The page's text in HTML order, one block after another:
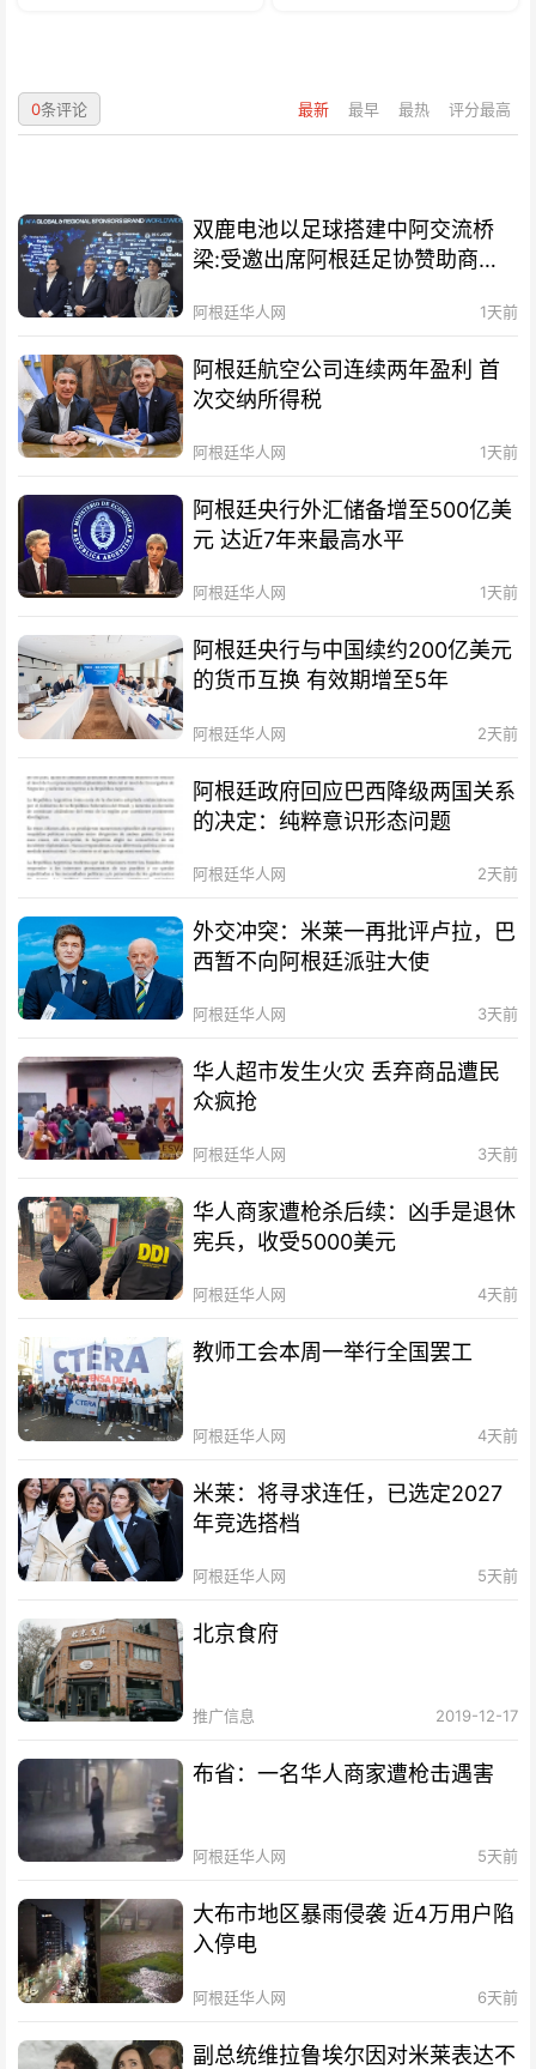
最新 最早 最热 评分最高
0条评论
双鹿电池以足球搭建中阿交流桥
梁:受邀出席阿根廷足协赞助商招
阿根廷华人网 1天前
阿根廷航空公司连续两年盈利 首
次交纳所得税
阿根廷华人网 1天前
阿根廷央行外汇储备增至500亿美
元 达近7年来最高水平
阿根廷华人网 1天前
阿根廷央行与中国续约200亿美元
的货币互换 有效期增至5年
阿根廷华人网 2天前
阿根廷政府回应巴西降级两国关系
的决定：纯粹意识形态问题
阿根廷华人网 2天前
外交冲突：米莱一再批评卢拉，巴
西暂不向阿根廷派驻大使
阿根廷华人网 3天前
华人超市发生火灾 丢弃商品遭民
众疯抢
阿根廷华人网 3天前
华人商家遭枪杀后续：凶手是退休
宪兵，收受5000美元
阿根廷华人网 4天前
教师工会本周一举行全国罢工
阿根廷华人网 4天前
米莱：将寻求连任，已选定2027
年竞选搭档
阿根廷华人网 5天前
北京食府
推广信息 2019-12-17
布省：一名华人商家遭枪击遇害
阿根廷华人网 5天前
大布市地区暴雨侵袭 近4万用户陷
入停电
阿根廷华人网 6天前
副总统维拉鲁埃尔因对米莱表达不